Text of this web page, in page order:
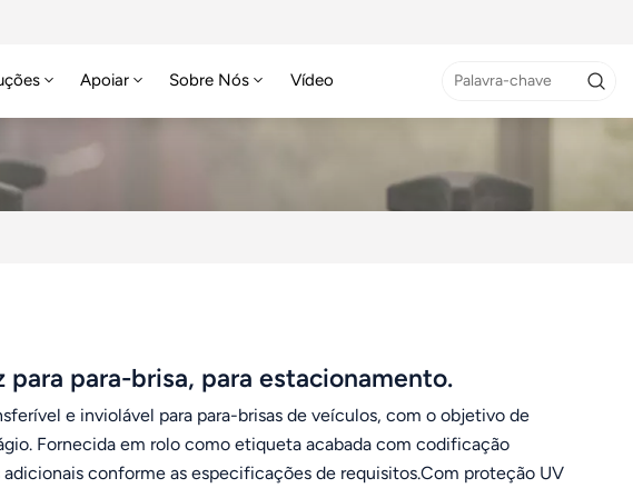
Apoiar Sobre Nós Vídeo
para-brisa, para estacionamento.
e inviolável para para-brisas de veículos, com o objetivo de
Fornecida em rolo como etiqueta acabada com codificação
conforme as especificações de requisitos.Com proteção UV